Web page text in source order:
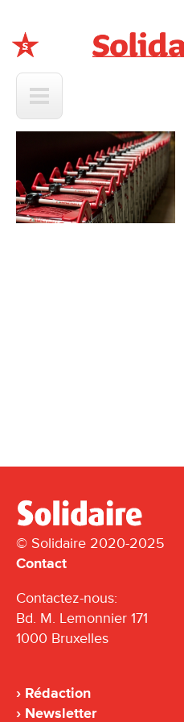
© Solidaire 2020-2025
Contact
Contactez-nous:
Bd. M. Lemonnier 171
1000 Bruxelles
Rédaction
Newsletter